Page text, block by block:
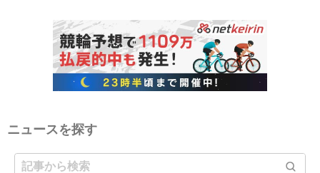
ニュースを探す